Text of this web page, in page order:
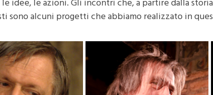
idee, le azioni. Gli incontri che, a partire dalla
sono alcuni progetti che abbiamo realizzato in